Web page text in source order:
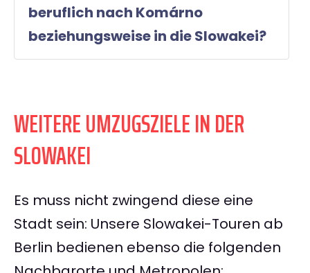
beruflich nach Komárno
beziehungsweise in die Slowakei?
WEITERE UMZUGSZIELE IN DER
SLOWAKEI
Es muss nicht zwingend diese eine
Stadt sein: Unsere Slowakei-Touren ab
Berlin bedienen ebenso die folgenden